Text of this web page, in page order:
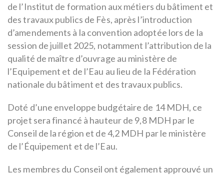
de l’Institut de formation aux métiers du bâtiment et
des travaux publics de Fès, après l’introduction
d’amendements à la convention adoptée lors de la
session de juillet 2025, notamment l’attribution de la
qualité de maître d’ouvrage au ministère de
l’Equipement et de l’Eau au lieu de la Fédération
nationale du bâtiment et des travaux publics.
Doté d’une enveloppe budgétaire de 14 MDH, ce
projet sera financé à hauteur de 9,8 MDH par le
Conseil de la région et de 4,2 MDH par le ministère
de l’Équipement et de l’Eau.
Les membres du Conseil ont également approuvé un